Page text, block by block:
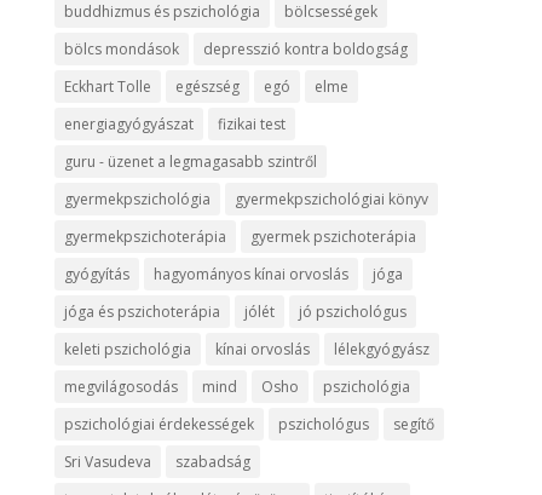
buddhizmus és pszichológia
bölcsességek
bölcs mondások
depresszió kontra boldogság
Eckhart Tolle
egészség egó
elme
energiagyógyászat
fizikai test
guru - üzenet a legmagasabb szintről
gyermekpszichológia
gyermekpszichológiai könyv
gyermekpszichoterápia
gyermek pszichoterápia
gyógyítás
hagyományos kínai orvoslás
jóga
jóga és pszichoterápia
jólét
jó pszichológus
keleti pszichológia
kínai orvoslás
lélekgyógyász
megvilágosodás
mind Osho
pszichológia
pszichológiai érdekességek
pszichológus
segítő
Sri Vasudeva
szabadság